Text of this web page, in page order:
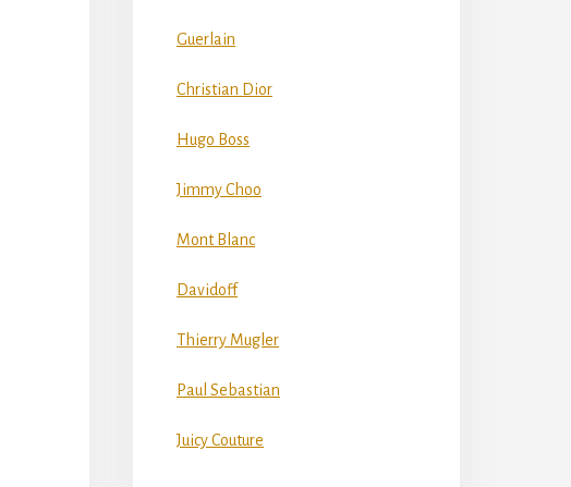
Guerlain
Christian Dior
Hugo Boss
Jimmy Choo
Mont Blanc
Davidoff
Thierry Mugler
Paul Sebastian
Juicy Couture